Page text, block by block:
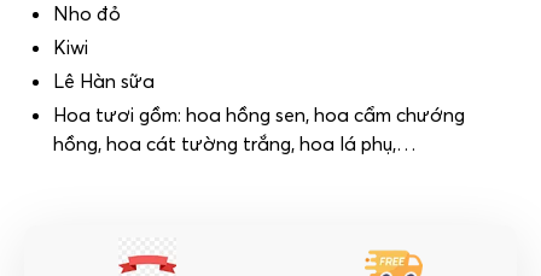
Nho đỏ
Kiwi
Lê Hàn sữa
Hoa tươi gồm: hoa hồng sen, hoa cẩm chướng
hồng, hoa cát tường trắng, hoa lá phụ,…